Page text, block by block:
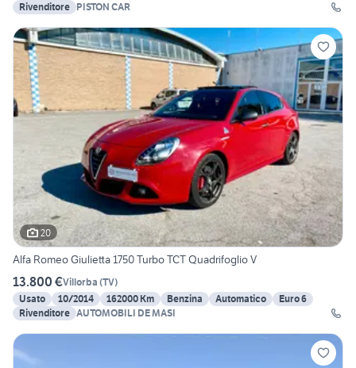
Rivenditore PISTON CAR
20
Alfa Romeo Giulietta 1750 Turbo TCT Quadrifoglio V
13.800 €Villorba (TV)
Usato
10/2014 162000 Km Benzina Automatico
Euro 6
Rivenditore AUTOMOBILI DE MASI